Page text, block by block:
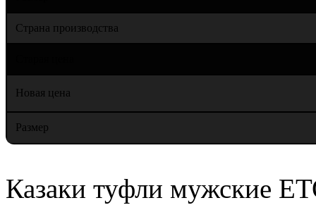
Страна производства
Новая цена
Размер
Казаки туфли мужские